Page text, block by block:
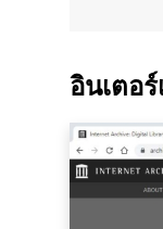
อินเตอ